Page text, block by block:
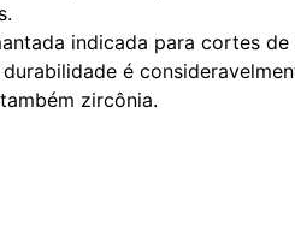
indicada para cortes
é
zircônia.